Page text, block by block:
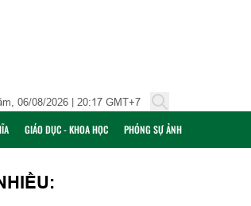
06/08/2026 | 20:17 GMT+7
GIÁO DỤC - KHOA HỌC PHÓNG SỰ ẢNH